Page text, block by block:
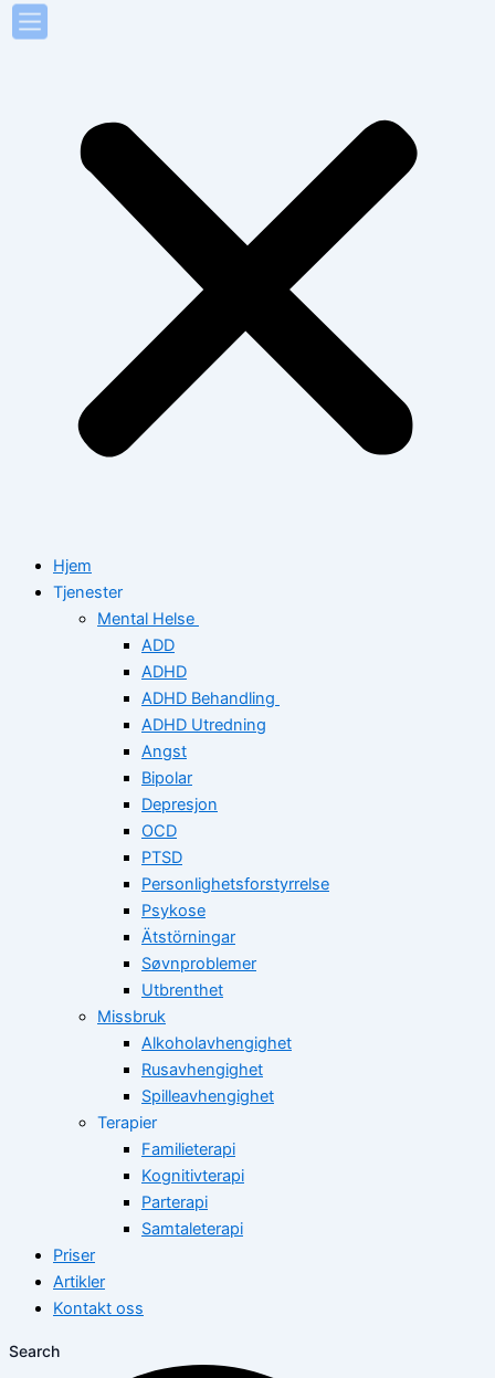
Hjem
Tjenester
Mental Helse
ADD
ADHD
ADHD Behandling
ADHD Utredning
Angst
Bipolar
Depresjon
OCD
PTSD
Personlighetsforstyrrelse
Psykose
Ätstörningar
Søvnproblemer
Utbrenthet
Missbruk
Alkoholavhengighet
Rusavhengighet
Spilleavhengighet
Terapier
Familieterapi
Kognitivterapi
Parterapi
Samtaleterapi
Priser
Artikler
Kontakt oss
Search